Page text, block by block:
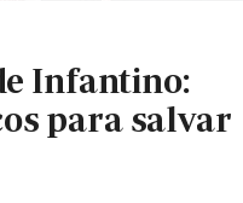
Infantino:
para salvar